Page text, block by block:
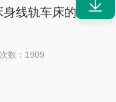
线轨车床的常见
数：1909